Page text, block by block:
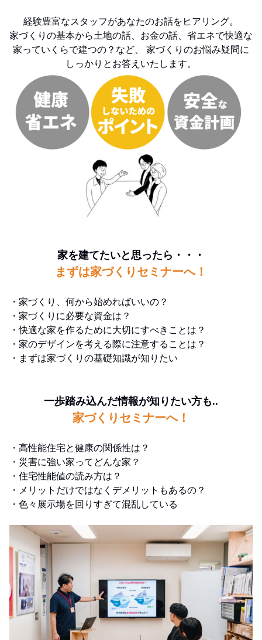
経験豊富なスタッフがあなたのお話をヒアリング。
家づくりの基本から土地の話、お金の話、省エネで快適な
家っていくらで建つの？など、
家づくりのお悩み疑問に
しっかりとお答えいたします。
家を建てたいと思ったら・・・
まずは家づくりセミナーへ！
・家づくり、何から始めればいいの？
・家づくりに必要な資金は？
・快適な家を作るために大切にすべきことは？
・家のデザインを考える際に注意することは？
・まずは家づくりの基礎知識が知りたい
一歩踏み込んだ情報が知りたい方も..
家づくりセミナーへ！
・高性能住宅と健康の関係性は？
・災害に強い家ってどんな家？
・住宅性能値の読み方は？
・メリットだけではなくデメリットもあるの？
・色々展示場を回りすぎて混乱している